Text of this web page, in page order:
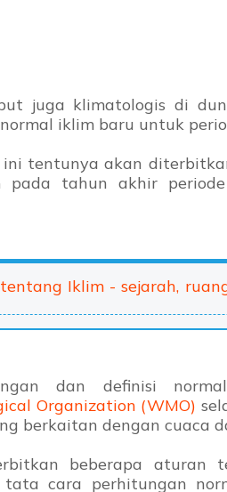
juga klimatologis di
iklim baru untuk
tentunya akan
pada tahun akhir
Iklim - sejarah,
dan definisi
Organization (WMO)
berkaitan dengan cuaca
beberapa aturan
tata cara perhitungan